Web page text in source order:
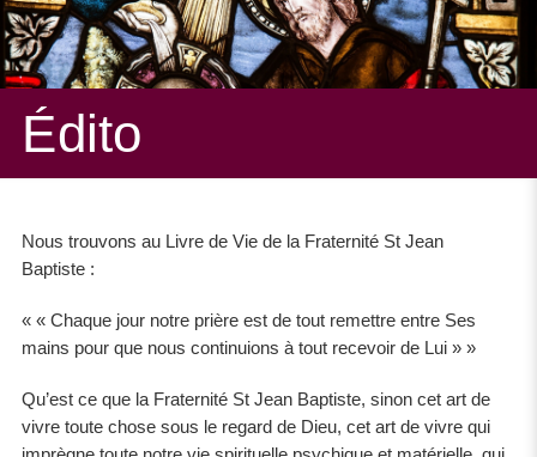
Édito
Nous trouvons au Livre de Vie de la Fraternité St Jean
Baptiste :
« Chaque jour notre prière est de tout remettre entre Ses
mains pour que nous continuions à tout recevoir de Lui »
Qu’est ce que la Fraternité St Jean Baptiste, sinon cet art de
vivre toute chose sous le regard de Dieu, cet art de vivre qui